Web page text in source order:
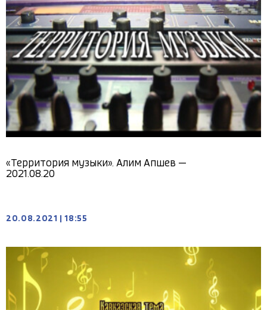
«Территория музыки». Алим Апшев —
2021.08.20
20.08.2021 18:55